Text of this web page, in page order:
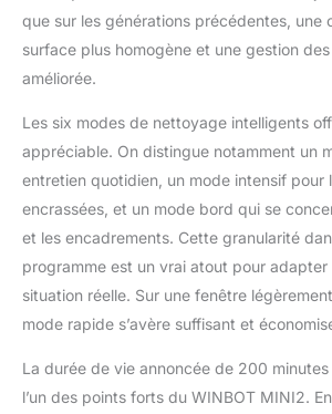
d'accès -
une corvée
automatique
fonctionne
grandes
portes en
miroirs et le
cadre, vous
nettoyer en
sécurité les
hautes ou
Robot
petites et
que sur les générations précédentes, une
surface plus homogène et une gestion
améliorée.
Les six modes de nettoyage intelligents
appréciable. On distingue notamment un
entretien quotidien, un mode intensif pour
encrassées, et un mode bord qui se
et les encadrements. Cette granularité
programme est un vrai atout pour
situation réelle. Sur une fenêtre
mode rapide s’avère suffisant et
La durée de vie annoncée de 200
l’un des points forts du WINBOT MINI2.